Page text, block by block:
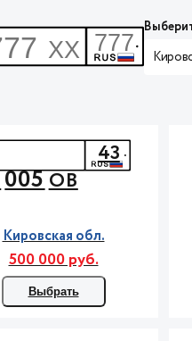
005ОВ
43
Кировская обл.
500 000 руб.
Выбрать